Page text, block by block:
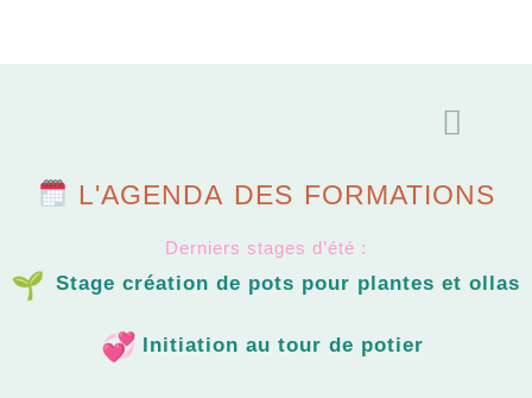
L'AGENDA DES FORMATIONS
Derniers stages d’été :
Stage création de pots pour plantes et ollas
Initiation au tour de potier